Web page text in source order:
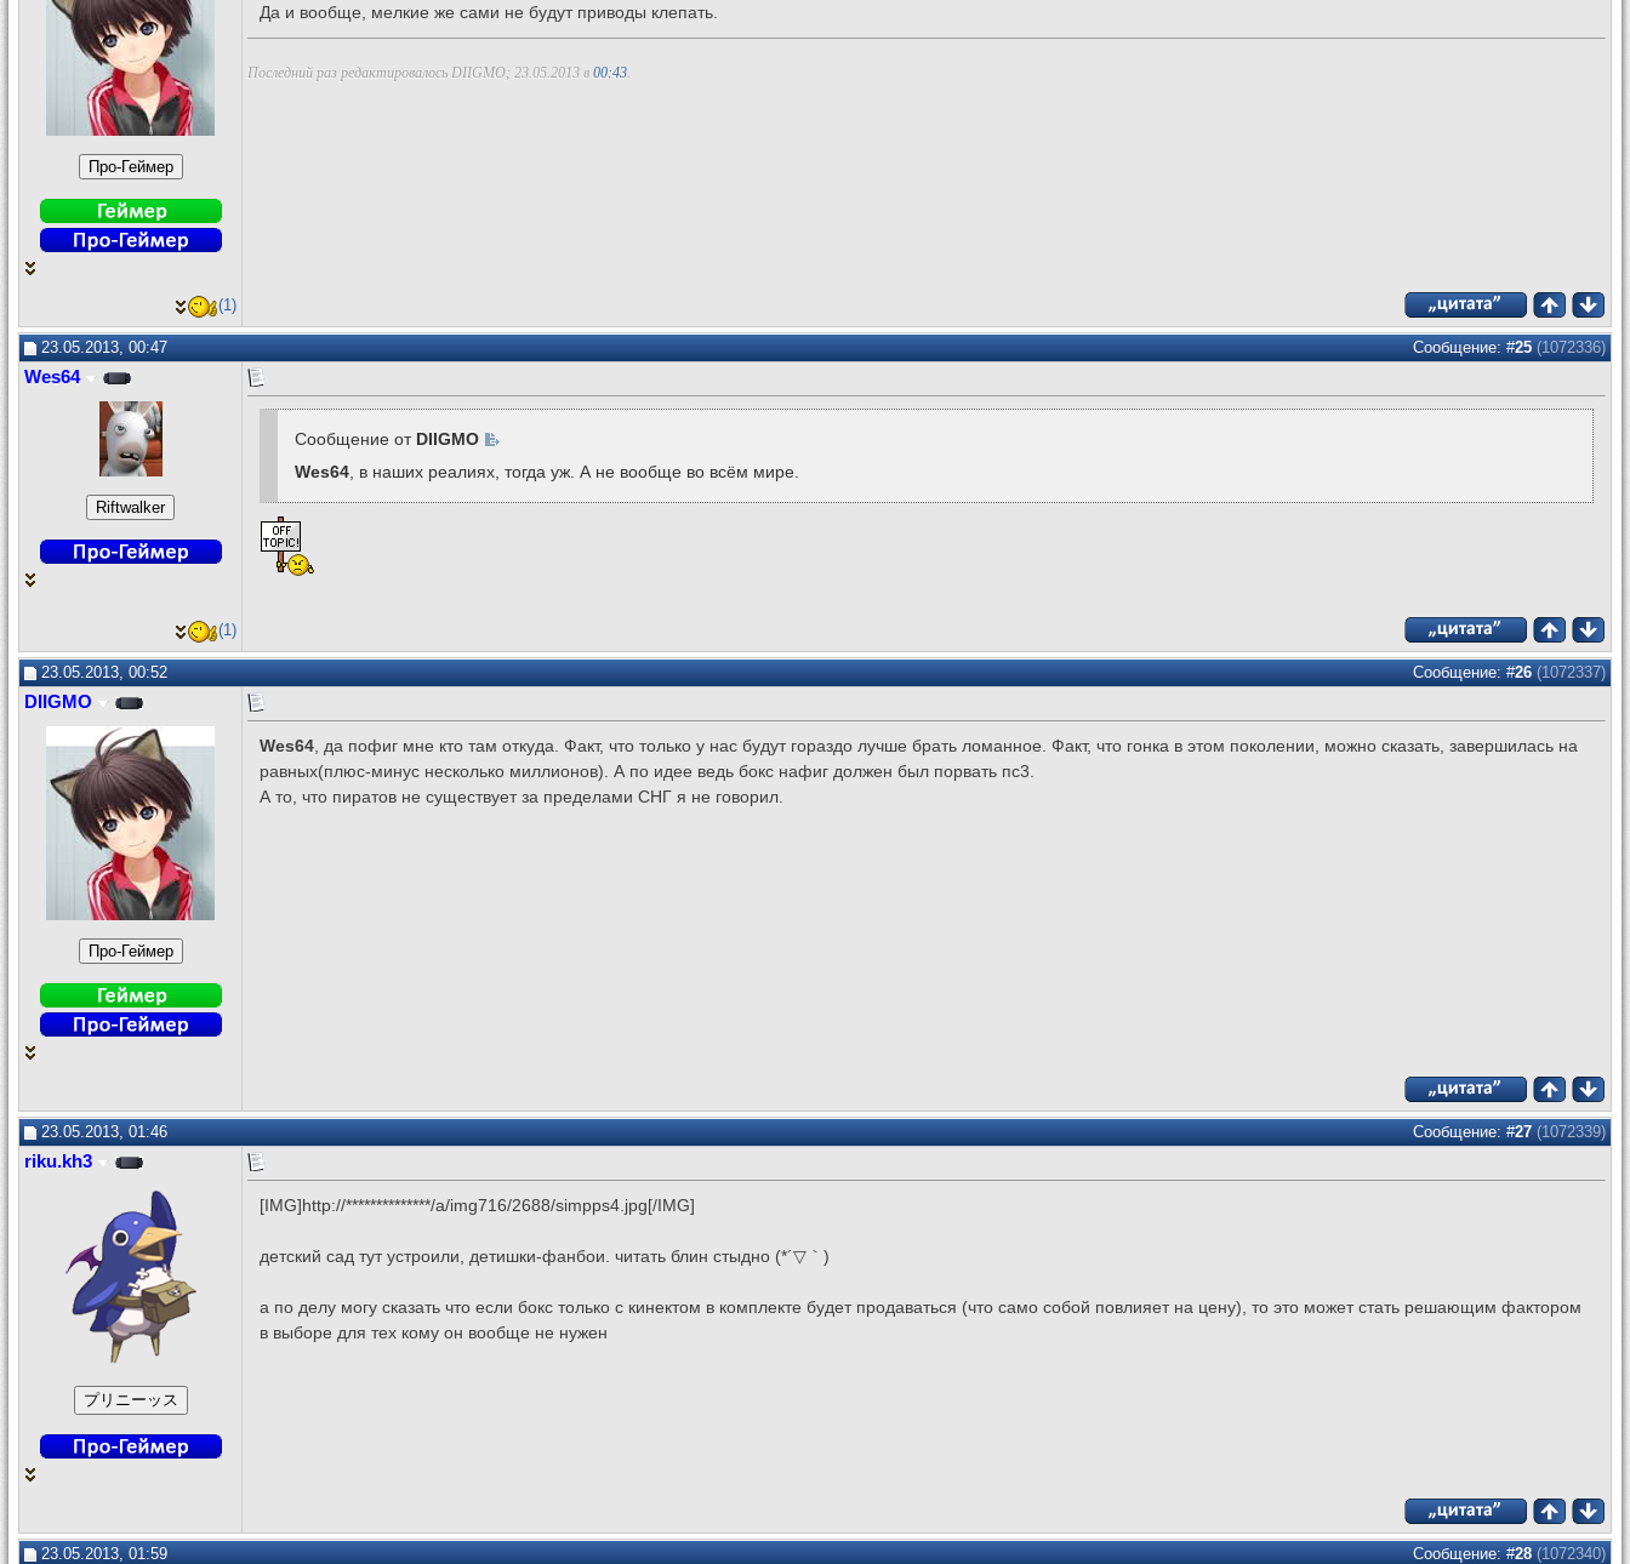
Да и вообще, мелкие же сами не будут приводы клепать.
Последний раз редактировалось DIIGMO; 23.05.2013 в 00:43
(1)
23.05.2013, 00:47 Сообщение: #25(1072336)
Wes64
Сообщение от DIIGMO
Wes64 , в наших реалиях, тогда уж. А не вообще во всём мире.
(1)
23.05.2013, 00:52 Сообщение: #26(1072337)
DIIGMO
Wes64 , да пофиг мне кто там откуда. Факт, что только у нас будут гораздо лучше брать ломанное. Факт, что гонка в этом поколении, можно сказать, завершилась на
равных(плюс-минус несколько миллионов). А по идее ведь бокс нафиг должен был порвать пс3.
А то, что пиратов не существует за пределами СНГ я не говорил.
23.05.2013, 01:46 Сообщение: #27(1072339)
riku.kh3
[IMG]http://**************/a/img716/2688/simpps4.jpg[/IMG]
детский сад тут устроили, детишки-фанбои. читать блин стыдно (*´▽｀)ゞ
а по делу могу сказать что если бокс только с кинектом в комплекте будет продаваться (что само собой повлияет на цену), то это может стать решающим фактором
в выборе для тех кому он вообще не нужен
23.05.2013, 01:59 Сообщение: #28(1072340)